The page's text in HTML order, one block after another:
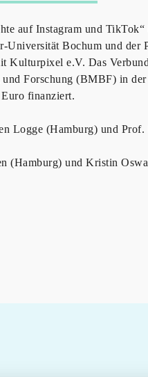
auf Instagram und TikTok“
Universität Bochum und der
Kulturpixel e.V. Das
Forschung (BMBF) in
finanziert.
Logge (Hamburg) und
(Hamburg) und Kristin